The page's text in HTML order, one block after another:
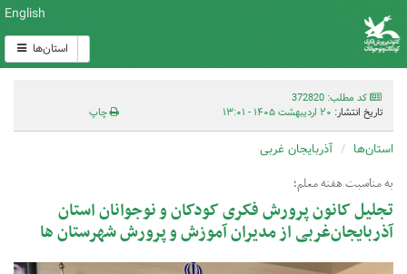
English
استان‌ها
کد مطلب: 372820
تاریخ انتشار: ۲۰ اردیبهشت ۱۴۰۵ - ۱۳:۰۱ چاپ
استان‌ها آذربایجان غربی
به مناسبت هفته معلم؛
تجلیل کانون پرورش فکری کودکان و نوجوانان استان
آذربایجان‌غربی از مدیران آموزش‌ و پرورش شهرستان ها